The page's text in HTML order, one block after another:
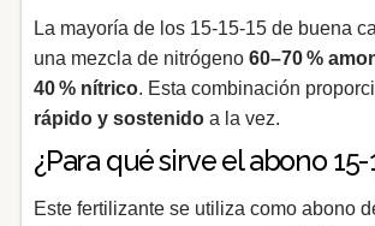
La mayoría de los 15-15-15 de buena
una mezcla de nitrógeno 60–70 %
40 % nítrico. Esta combinación
rápido y sostenidoa la vez.
¿Para qué sirve el abono 15-
Este fertilizante se utiliza como abono